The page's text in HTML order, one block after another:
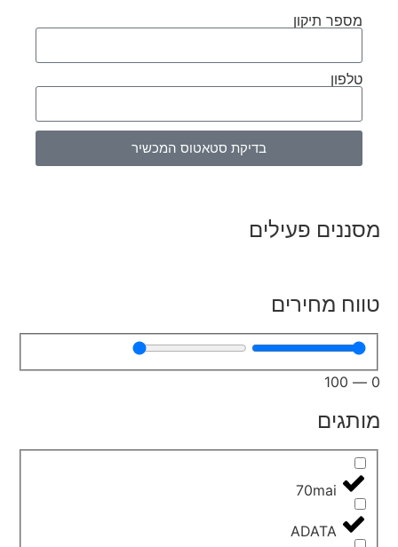
מספר תיקון
טלפון
בדיקת סטאטוס המכשיר
מסננים פעילים
טווח מחירים
0
—
100
מותגים
70mai
ADATA